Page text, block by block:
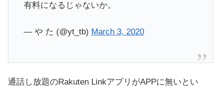
有料になるじゃないか。
— や た (@yt_tb) March 3, 2020
通話し放題のRakuten LinkアプリがAPPに無いとい